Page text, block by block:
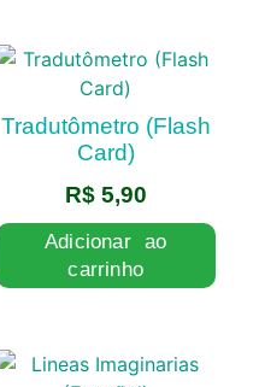
Tradutômetro (Flash
Card)
R$5,90
Adicionar ao
carrinho